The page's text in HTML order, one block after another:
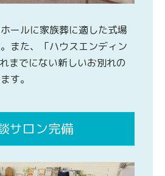
ールに家族葬に適した式場
また、「ハウスエンディン
までにない新しいお別れの
す。
サロン完備